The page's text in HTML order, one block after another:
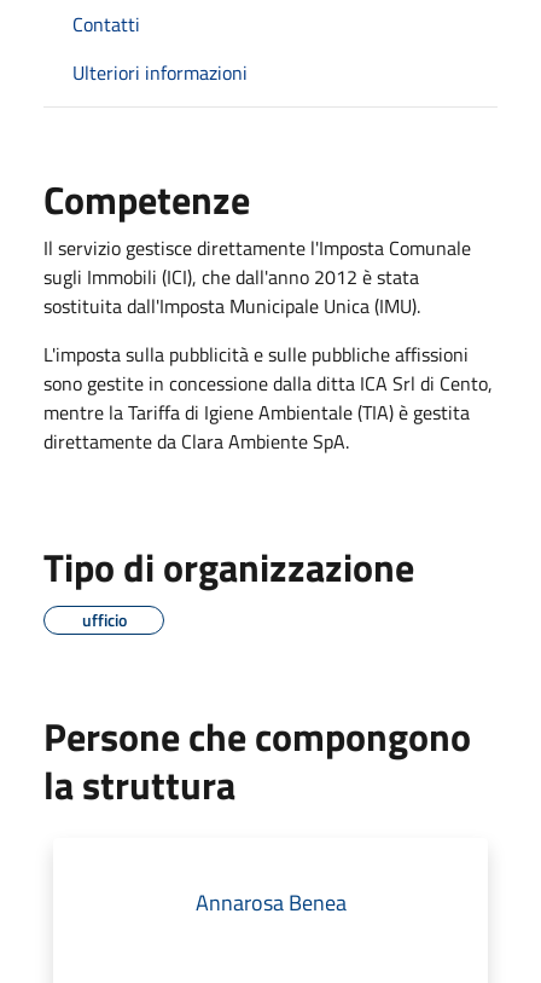
Contatti
Ulteriori informazioni
Competenze
Il servizio gestisce direttamente l'Imposta Comunale
sugli Immobili (ICI), che dall'anno 2012 è stata
sostituita dall'Imposta Municipale Unica (IMU).
L'imposta sulla pubblicità e sulle pubbliche affissioni
sono gestite in concessione dalla ditta ICA Srl di Cento,
mentre la Tariffa di Igiene Ambientale (TIA) è gestita
direttamente da Clara Ambiente SpA.
Tipo di organizzazione
ufficio
Persone che compongono
la struttura
Annarosa Benea